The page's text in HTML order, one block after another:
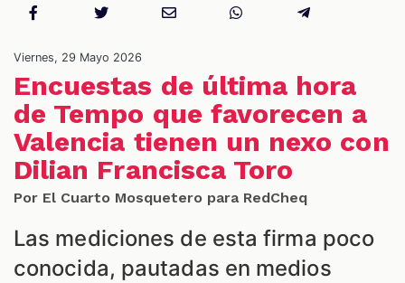
Viernes, 29 Mayo 2026
Encuestas de última hora
de Tempo que favorecen a
Valencia tienen un nexo con
Dilian Francisca Toro
Por El Cuarto Mosquetero para RedCheq
Las mediciones de esta firma poco
conocida, pautadas en medios